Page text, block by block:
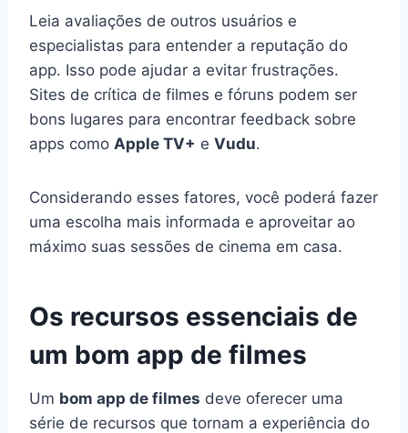
Leia avaliações de outros usuários e
especialistas para entender a reputação do
app. Isso pode ajudar a evitar frustrações.
Sites de crítica de filmes e fóruns podem ser
bons lugares para encontrar feedback sobre
apps como Apple TV+ e Vudu.
Considerando esses fatores, você poderá fazer
uma escolha mais informada e aproveitar ao
máximo suas sessões de cinema em casa.
Os recursos essenciais de
um bom app de filmes
Um bom app de filmes deve oferecer uma
série de recursos que tornam a experiência do